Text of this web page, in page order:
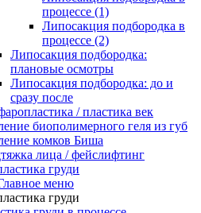
процессе (1)
Липосакция подбородка в
процессе (2)
Липосакция подбородка:
плановые осмотры
Липосакция подбородка: до и
сразу после
/ пластика век
биополимерного геля из губ
комков Биша
лица / фейслифтинг
груди
меню
груди